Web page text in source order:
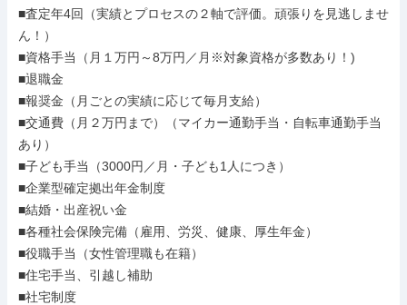
■査定年4回（実績とプロセスの２軸で評価。頑張りを見逃しませ
ん！）
■資格手当（月１万円～8万円／月※対象資格が多数あり！)
■退職金
■報奨金（月ごとの実績に応じて毎月支給）
■交通費（月２万円まで）（マイカー通勤手当・自転車通勤手当
あり）
■子ども手当（3000円／月・子ども1人につき）
■企業型確定拠出年金制度
■結婚・出産祝い金
■各種社会保険完備（雇用、労災、健康、厚生年金）
■役職手当（女性管理職も在籍）
■住宅手当、引越し補助
■社宅制度